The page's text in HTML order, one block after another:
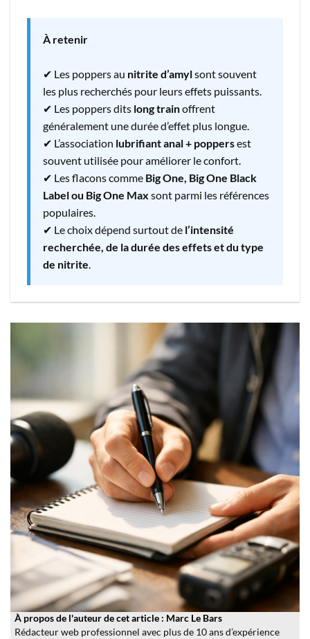
À retenir
✔ Les poppers au nitrite d’amylsont souvent
les plus recherchés pour leurs effets puissants.
✔ Les poppers dits long trainoffrent
généralement une durée d’effet plus longue.
✔ L’association lubrifiant anal + poppersest
souvent utilisée pour améliorer le confort.
✔ Les flacons comme Big One, Big One Black
Label ou Big One Max sont parmi les références
populaires.
✔ Le choix dépend surtout de l’intensité
recherchée, de la durée des effets et du type
de nitrite
À propos de l'auteur de cet article : Marc Le Bars
Rédacteur web professionnel avec plus de 10 ans d’expérience